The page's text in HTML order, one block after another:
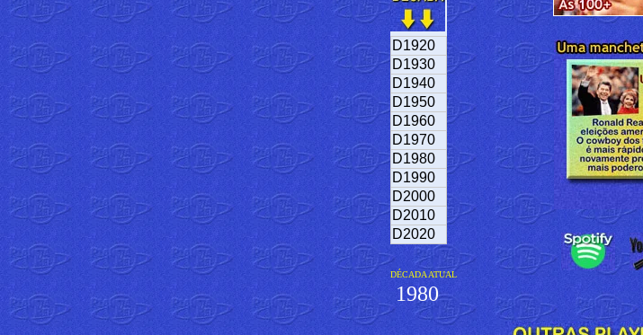
D1920
D1930
D1940
D1950
D1960
D1970
D1980
D1990
D2000
D2010
D2020
DÉCADA ATUAL
1980